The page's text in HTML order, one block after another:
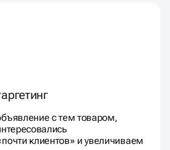
с тем товаром,
клиентов» и увеличиваем